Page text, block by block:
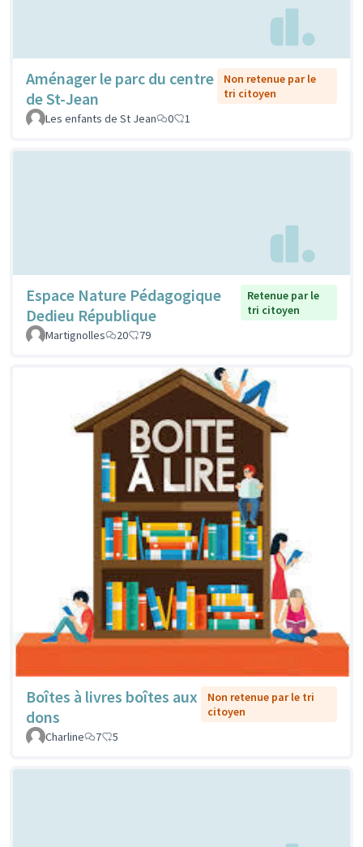
Aménager le parc du centre
de St-Jean
Non retenue par le
tri citoyen
Les enfants de St Jean
0 1
Espace Nature Pédagogique
Dedieu République
Retenue par le
tri citoyen
Martignolles
20 79
Boîtes à livres boîtes aux
dons
Non retenue par le tri
citoyen
Charline
7 5